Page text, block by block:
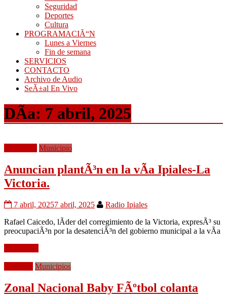
Seguridad
Deportes
Cultura
PROGRAMACIÃ“N
Lunes a Viernes
Fin de semana
SERVICIOS
CONTACTO
Archivo de Audio
SeÃ±al En Vivo
DÃ­a: 7 abril, 2025
Municipio
Anuncian plantÃ³n en la vÃ­a Ipiales-La
Victoria.
7 abril, 20257 abril, 2025
Radio Ipiales
Rafael Caicedo, lÃ­der del corregimiento de la Victoria, expresÃ³ su
preocupaciÃ³n por la desatenciÃ³n del gobierno municipal a la vÃ­a
Municipios
Zonal Nacional Baby FÃºtbol colanta